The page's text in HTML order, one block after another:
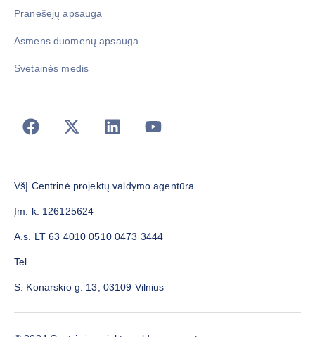
Pranešėjų apsauga
Asmens duomenų apsauga
Svetainės medis
VšĮ Centrinė projektų valdymo agentūra
Įm. k. 126125624
A.s. LT 63 4010 0510 0473 3444
Tel.
S. Konarskio g. 13, 03109 Vilnius